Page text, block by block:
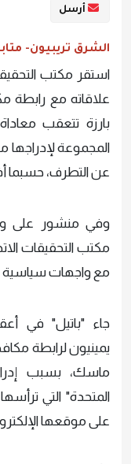
أرسل
الشرق تريبيون-
علاقاته مع رابطة
بارزة تتعقب
المجموعة
عن التطرف، حسبما
وفي منشور على
مكتب التحقيقات
مع واجهات سياسية
جاء "باتيل" في
يمينيون لرابطة
ماسك، بسبب
المتحدة" التي
على موقعها